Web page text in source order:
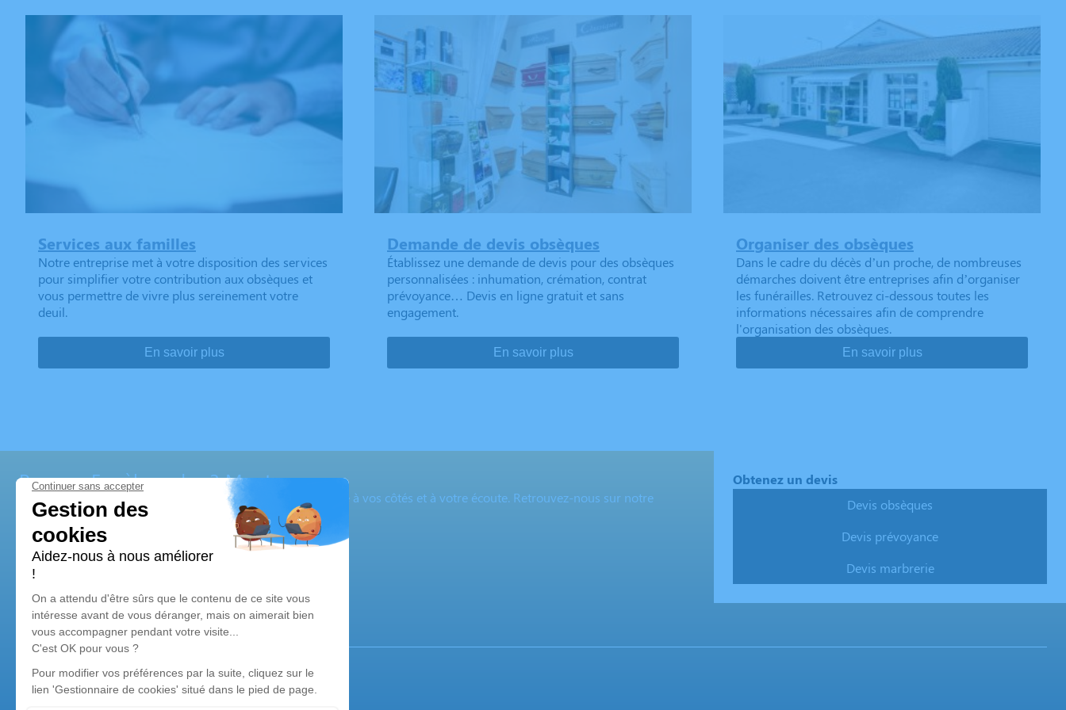
Services aux familles
Notre entreprise met à votre disposition des services
pour simplifier votre contribution aux obsèques et
vous permettre de vivre plus sereinement votre
deuil.
En savoir plus
Demande de devis obsèques
Établissez une demande de devis pour des obsèques
personnalisées : inhumation, crémation, contrat
prévoyance… Devis en ligne gratuit et sans
engagement.
En savoir plus
Organiser des obsèques
Dans le cadre du décès d’un proche, de nombreuses
démarches doivent être entreprises afin d’organiser
les funérailles. Retrouvez ci-dessous toutes les
informations nécessaires afin de comprendre
l'organisation des obsèques.
En savoir plus
Pompes Funèbres des 3 Monts
pompes funèbres 3 monts
, c’est une équipe impliquée à vos côtés et à votre écoute. Retrouvez-nous sur notre
agences de pompes funèbres à
Saint-Martin-d’Ary.
Obtenez un devis
Devis obsèques
Devis prévoyance
Devis marbrerie
Notre agence
Pompes Funèbres des 3 Monts
05 36 40 62 41
ambupf3monts@orange.fr
2 Moulin du Pont - 17270 - Saint-Martin-d'Ary